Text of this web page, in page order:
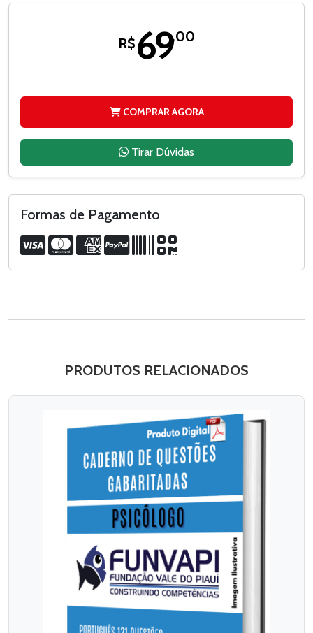
R$69,00
COMPRAR AGORA
Tirar Dúvidas
Formas de Pagamento
PRODUTOS RELACIONADOS